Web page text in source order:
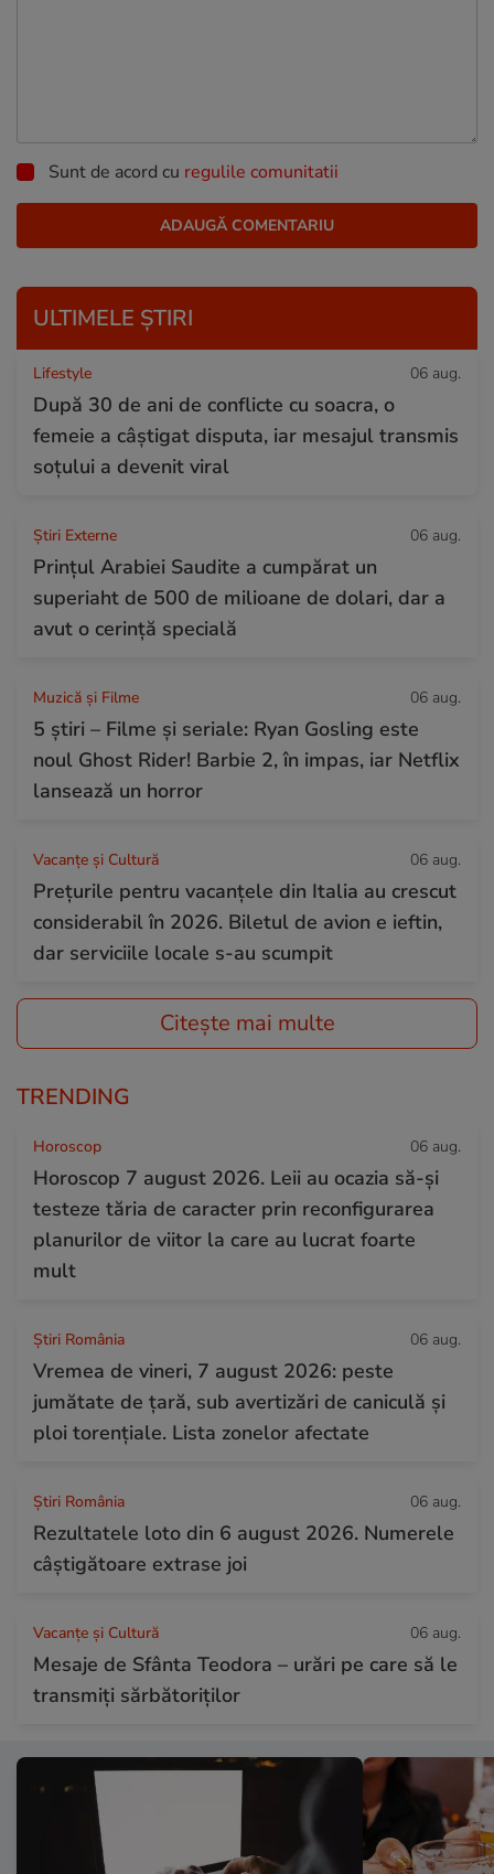
Sunt de acord cu regulile comunitatii
ULTIMELE ȘTIRI
Lifestyle 06 aug.
După 30 de ani de conflicte cu soacra, o
femeie a câștigat disputa, iar mesajul transmis
soțului a devenit viral
Știri Externe 06 aug.
Prințul Arabiei Saudite a cumpărat un
superiaht de 500 de milioane de dolari, dar a
avut o cerință specială
Muzică și Filme 06 aug.
5 știri – Filme și seriale: Ryan Gosling este
noul Ghost Rider! Barbie 2, în impas, iar Netflix
lansează un horror
Vacanțe și Cultură 06 aug.
Prețurile pentru vacanțele din Italia au crescut
considerabil în 2026. Biletul de avion e ieftin,
dar serviciile locale s-au scumpit
Citește mai multe
TRENDING
Horoscop 06 aug.
Horoscop 7 august 2026. Leii au ocazia să-și
testeze tăria de caracter prin reconfigurarea
planurilor de viitor la care au lucrat foarte
mult
Știri România 06 aug.
Vremea de vineri, 7 august 2026: peste
jumătate de țară, sub avertizări de caniculă și
ploi torențiale. Lista zonelor afectate
Știri România 06 aug.
Rezultatele loto din 6 august 2026. Numerele
câștigătoare extrase joi
Vacanțe și Cultură 06 aug.
Mesaje de Sfânta Teodora – urări pe care să le
transmiți sărbătoriților